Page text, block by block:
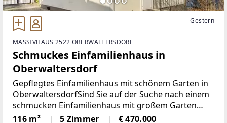
Gestern
MASSIVHAUS 2522 OBERWALTERSDORF
Schmuckes Einfamilienhaus in
Oberwaltersdorf
Gepflegtes Einfamilienhaus mit schönem Garten in
OberwaltersdorfSind Sie auf der Suche nach einem
schmucken Einfamilienhaus mit großem Garten
südlich von Wien? Dann könnte diese Immobilie
116 m² 5 Zimmer € 470.000